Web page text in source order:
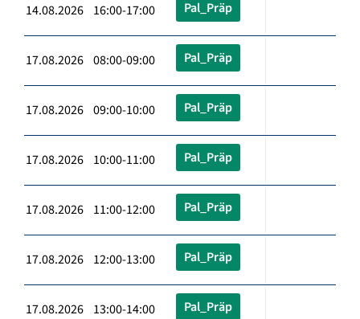
14.08.2026 16:00-17:00 Pal_Präp
17.08.2026 08:00-09:00 Pal_Präp
17.08.2026 09:00-10:00 Pal_Präp
17.08.2026 10:00-11:00 Pal_Präp
17.08.2026 11:00-12:00 Pal_Präp
17.08.2026 12:00-13:00 Pal_Präp
17.08.2026 13:00-14:00 Pal_Präp